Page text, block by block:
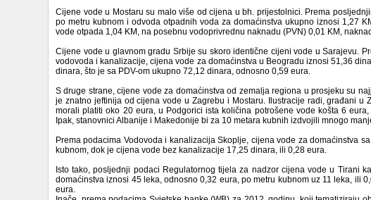
Cijene vode u Mostaru su malo više od cijena u bh. prijestolnici. Prema
po metru kubnom i odvoda otpadnih voda za domaćinstva ukupno iznosi 1,27
vode otpada 1,04 KM, na posebnu vodoprivrednu naknadu (PVN) 0,01 KM,
Cijene vode u glavnom gradu Srbije su skoro identične cijeni vode u Sarajevu.
vodovoda i kanalizacije, cijena vode za domaćinstva u Beogradu iznosi 51,36
dinara, što je sa PDV-om ukupno 72,12 dinara, odnosno 0,59 eura.
S druge strane, cijene vode za domaćinstva od zemalja regiona u prosjeku su
je znatno jeftinija od cijena vode u Zagrebu i Mostaru. Ilustracije radi, građani
morali platiti oko 20 eura, u Podgorici ista količina potrošene vode košta 6
Ipak, stanovnici Albanije i Makedonije bi za 10 metara kubnih izdvojili mnogo
Prema podacima Vodovoda i kanalizacija Skoplje, cijena vode za domaćinstva
kubnom, dok je cijena vode bez kanalizacije 17,25 dinara, ili 0,28 eura.
Isto tako, posljednji podaci Regulatornog tijela za nadzor cijena vode u Tirani
domaćinstva iznosi 45 leka, odnosno 0,32 eura, po metru kubnom uz 11 leka, ili
eura.